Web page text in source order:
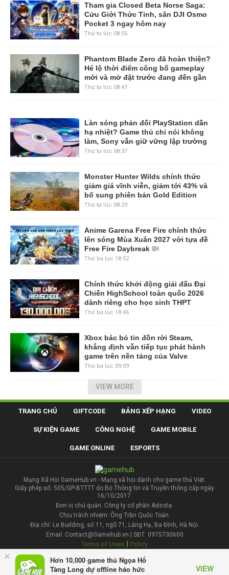
×
Hơn 10,000 game thủ Ngọa Hổ
Tàng Long dự offline háo hức
VIEW
Tham gia Closed Beta Norse Saga:
Cửu Giới Thức Tỉnh, săn DJI Osmo
Pocket 3 ngay hôm nay
Thứ tư lúc 08:55
Phantom Blade Zero đã hoàn thiện?
Hé lộ thời điểm công bố gameplay
mới và mở đặt trước đang đến gần
Thứ tư lúc 08:47
Làn sóng phản đối PlayStation dần
hạ nhiệt? Game thủ chỉ nói không
làm, Sony vẫn giữ vững lập trường
Thứ tư lúc 08:37
Monster Hunter Wilds chính thức
giảm giá vĩnh viễn, giảm tới 43% và
bổ sung phiên bản Gold Edition
Thứ tư lúc 08:29
Anime Garena Free Fire chính thức
lên sóng Mùa Xuân 2027 với tựa đề
Free Fire Daybreak
Thứ ba lúc 18:52
Chính thức khởi động giải đấu Đại
Chiến HighSchool toàn quốc 2026
dành riêng cho học sinh THPT
Thứ ba lúc 18:46
Xbox bác bỏ tin đồn rời Steam,
khẳng định vẫn tiếp tục phát hành
game trên nền tảng của Valve
Thứ ba lúc 09:09
VIEW MORE
TRANG CHỦ GIFTCODE BẢNG XẾP HẠNG VIDEO
SỰ KIỆN GAME CÔNG NGHỆ GAME MOBILE
GAME ONLINE ESPORTS
Mạng Xã Hội GameHub.vn - Mạng xã hội dành cho game thủ Việt.
Giấy phép số: 505/GP-BTTTT do Bộ Thông tin và Truyền thông cấp ngày
16/10/2017.
Đơn vị chủ quản: Công ty cổ phần Adsota.
Chịu trách nhiệm: Ông Trần Quốc Toản.
Địa chỉ: Le Building, số 11, ngõ 71, Láng Hạ, Ba Đình, Hà Nội.
Email: Contact@Gamehub.vn | SĐT: 0975730600
Terms of Uses Policy
Liên hệ đăng bài